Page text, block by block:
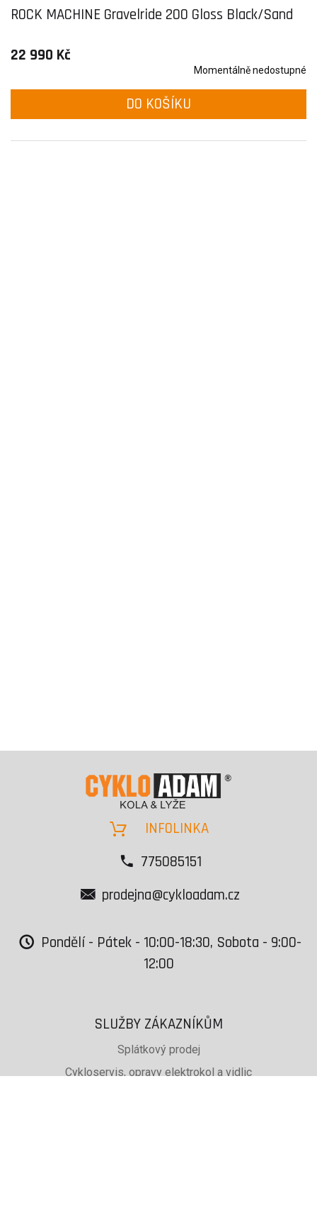
ROCK MACHINE Gravelride 200 Gloss Black/Sand
22 990 Kč
Momentálně nedostupné
DO KOŠÍKU
INFOLINKA
775085151
prodejna@cykloadam.cz
Pondělí - Pátek - 10:00-18:30, Sobota - 9:00-
12:00
SLUŽBY ZÁKAZNÍKŮM
Splátkový prodej
Cykloservis, opravy elektrokol a vidlic